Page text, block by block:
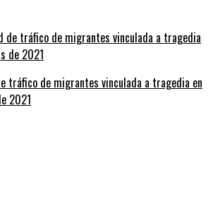
tráfico de migrantes vinculada a tragedia en
2021